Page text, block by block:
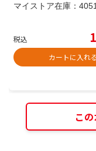
マイストア在庫： 4051
税込
カートに入れる
こ